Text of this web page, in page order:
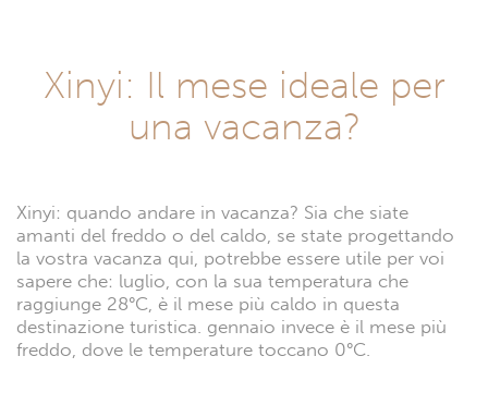
Xinyi: Il mese ideale per
una vacanza?
Xinyi: quando andare in vacanza? Sia che siate
amanti del freddo o del caldo, se state progettando
la vostra vacanza qui, potrebbe essere utile per voi
sapere che: luglio, con la sua temperatura che
raggiunge 28°C, è il mese più caldo in questa
destinazione turistica. gennaio invece è il mese più
freddo, dove le temperature toccano 0°C.